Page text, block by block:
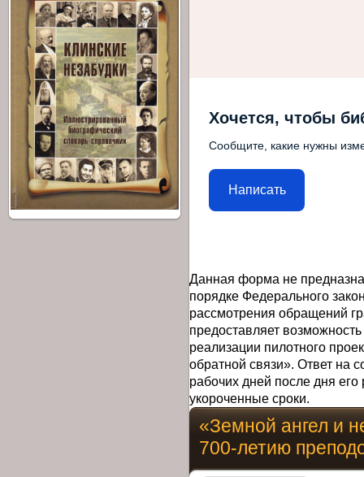
Хочется, чтобы
Сообщите, какие нужны
Написать
Данная форма не
порядке Федерального
рассмотрения обращений
предоставляет
реализации пилотного
обратной связи». Ответ на
рабочих дней после дня
укороченные сроки.
«Земной ангел и
700-летию